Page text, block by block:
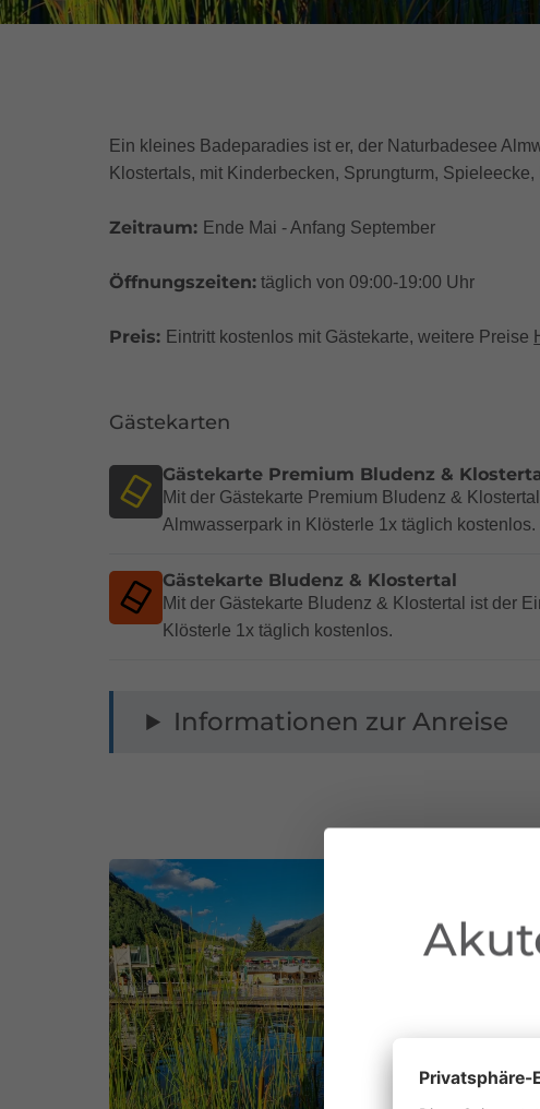
Ein kleines Badeparadies ist er, der Naturbadesee
Klostertals, mit Kinderbecken, Sprungturm,
Zeitraum: Ende Mai - Anfang September
Öffnungszeiten: täglich von 09:00-19:00 Uhr
Preis: Eintritt kostenlos mit Gästekarte, weitere Preise
Gästekarten
Gästekarte Premium Bludenz &
Mit der Gästekarte Premium Bludenz &
Almwasserpark in Klösterle 1x täglich kostenlos.
Gästekarte Bludenz & Klostertal
Mit der Gästekarte Bludenz & Klostertal ist der
Klösterle 1x täglich kostenlos.
Informationen zur Anreise